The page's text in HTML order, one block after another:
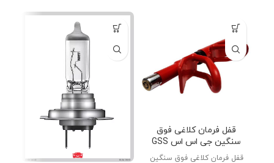
قفل فرمان کلاغی فوق
سنگین جی اس اس GSS
قفل فرمان کلاغی فوق سنگین